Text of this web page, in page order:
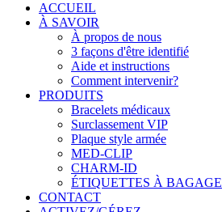
ACCUEIL
À SAVOIR
À propos de nous
3 façons d'être identifié
Aide et instructions
Comment intervenir?
PRODUITS
Bracelets médicaux
Surclassement VIP
Plaque style armée
MED-CLIP
CHARM-ID
ÉTIQUETTES À BAGAGE
CONTACT